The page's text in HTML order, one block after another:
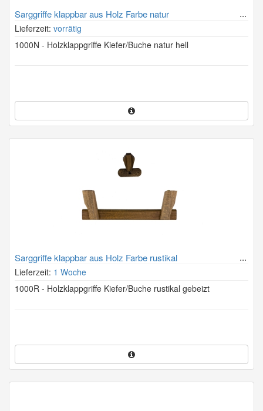
Sarggriffe klappbar aus Holz Farbe natur
Lieferzeit: vorrätig
1000N - Holzklappgriffe Kiefer/Buche natur hell
Sarggriffe klappbar aus Holz Farbe rustikal
Lieferzeit: 1 Woche
1000R - Holzklappgriffe Kiefer/Buche rustikal gebeizt